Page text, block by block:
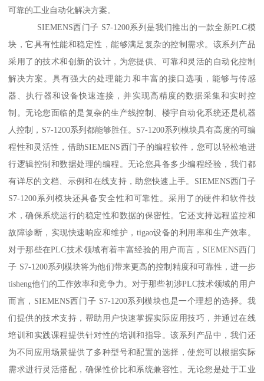
可靠的工业自动化解决方案。
SIEMENS西门子 S7-1200系列是我们推出的一款全新PLC模
块，它具有性能和稳定性，能够满足复杂的控制需求。该系列产品
采用了的技术和创新的设计，为您提供、可靠和灵活的自动化控制
解决方案。具有强大的处理能力和丰富的接口选项，能够与传感
器、执行器和设备快速连接，并实现高精度的数据采集和实时控
制。无论您面临的是复杂的生产线控制、楼宇自动化系统还是机器
人控制，S7-1200系列都能够胜任。S7-1200系列模块具有高度的可编
程性和灵活性，借助SIEMENS西门子的编程软件，您可以轻松地进
行逻辑控制和数据处理的编程。无论您具备多少编程经验，我们都
有详尽的文档、示例和在线支持，助您快速上手。SIEMENS西门子
S7-1200系列模块还具备安全性和可靠性。采用了的硬件和软件技
术，确保系统运行的稳定性和数据的保密性。它还支持远程监控和
故障诊断，实现快速响应和维护，tigao设备的利用率和生产效率。
对于那些在PLC技术领域有着丰富经验的用户而言，SIEMENS西门
子 S7-1200系列模块将为他们带来更高的控制精度和可靠性，进一步
tisheng他们的工作效率和竞争力。对于那些初涉PLC技术领域的用户
而言，SIEMENS西门子 S7-1200系列模块也是一个理想的选择。我
们提供的技术支持，帮助用户快速掌握实际应用技巧，并通过在线
培训和实践课程提供针对性的培训和指导。该系列产品中，我们还
为不同应用场景提供了多种型号和配置的选择，使您可以根据实际
需求进行灵活搭配，确保性价比和系统兼容性。无论您是处于工业